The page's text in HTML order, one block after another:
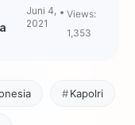
Juni 4,
2021
Views:
1,353
Kapolri